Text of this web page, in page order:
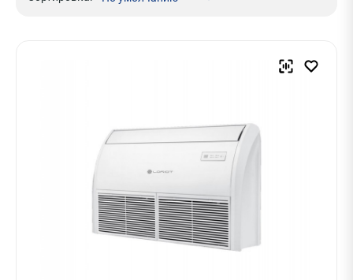
Цена 0 - 2000000 ₽
—